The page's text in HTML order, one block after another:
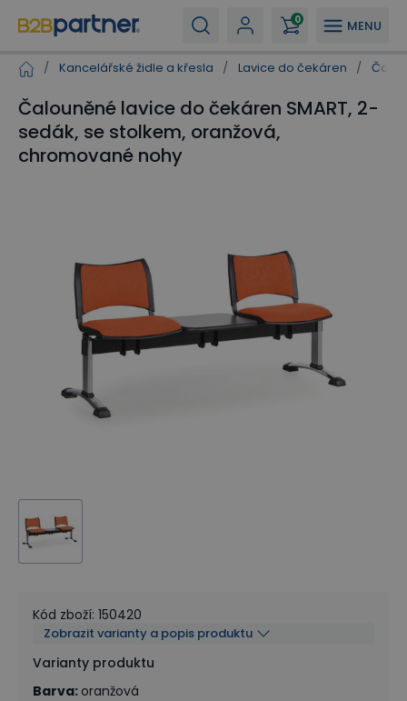
MENU
0
/ Kancelářské židle a křesla / Lavice do čekáren /
Čalouněné lavice do čekáren SMART, 2-
sedák, se stolkem, oranžová,
chromované nohy
Kód zboží: 150420
Zobrazit varianty a popis produktu
Varianty produktu
Barva: oranžová